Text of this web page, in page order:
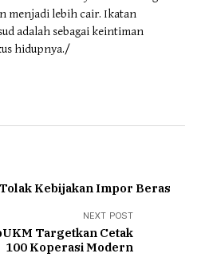
menjadi lebih cair. Ikatan
adalah sebagai keintiman
hidupnya./
Kebijakan Impor Beras
NEXT POST
Targetkan Cetak
100 Koperasi Modern